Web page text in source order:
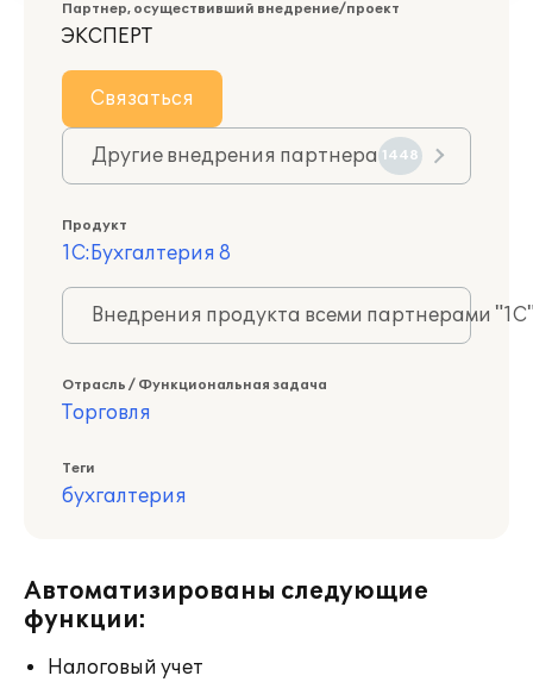
Партнер, осуществивший внедрение/проект
ЭКСПЕРТ
Связаться
Другие внедрения партнера 1448
Продукт
1С:Бухгалтерия 8
Внедрения продукта всеми партнерами
Отрасль / Функциональная задача
Торговля
Теги
бухгалтерия
Автоматизированы следующие
функции:
Налоговый учет